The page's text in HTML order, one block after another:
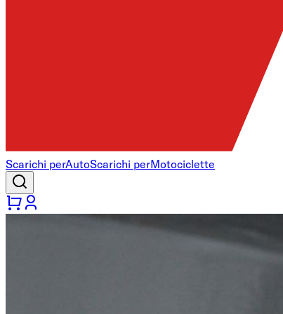
Scarichi perAutoScarichi perMotociclette